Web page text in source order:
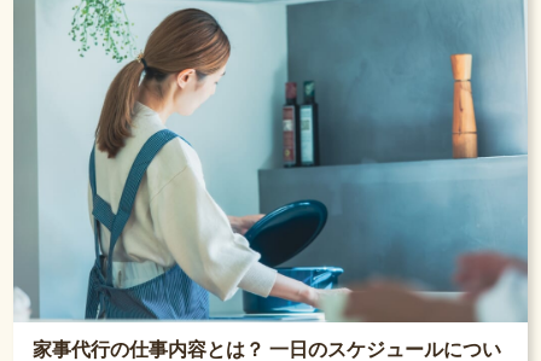
家事代行の仕事内容とは？ 一日のスケジュールについ